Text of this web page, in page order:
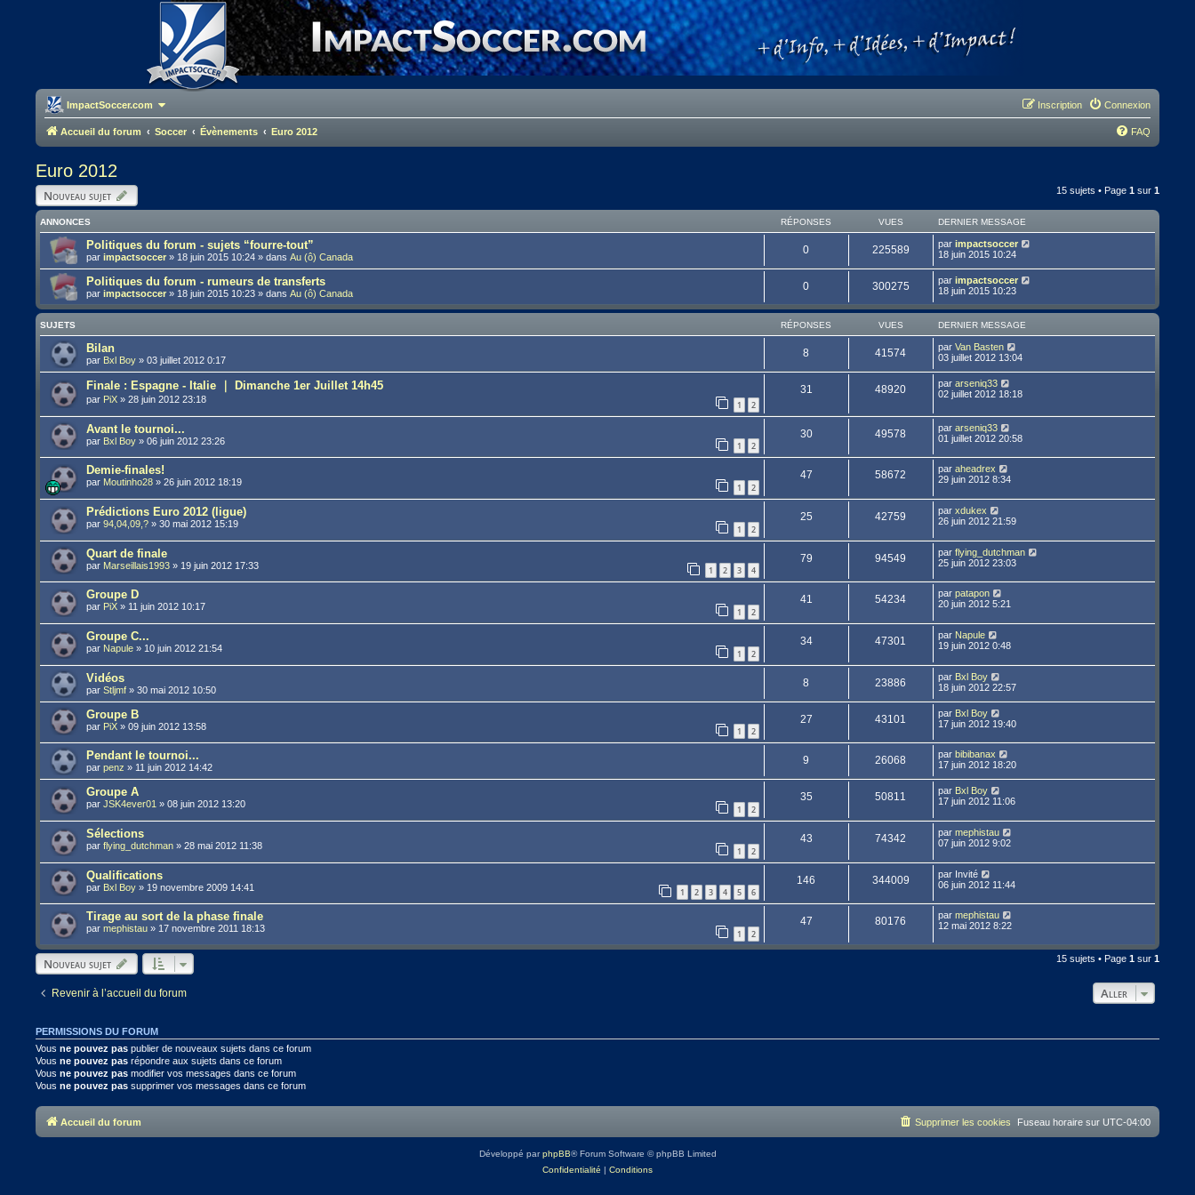
ImpactSoccer.com Connexion
Inscription
Accueil du forum Soccer Évènements Euro 2012 FAQ
Euro 2012
Nouveau sujet 15 sujets • Page 1sur 1
ANNONCES RÉPONSES VUES DERNIER MESSAGE
Politiques du forum - sujets “fourre-tout”
parimpactsoccer » 18 juin 2015 10:24 » dansAu (ô) Canada
0 225589 par impactsoccer
18 juin 2015 10:24
Politiques du forum - rumeurs de transferts
parimpactsoccer » 18 juin 2015 10:23 » dansAu (ô) Canada
0 300275 par impactsoccer
18 juin 2015 10:23
SUJETS RÉPONSES VUES DERNIER MESSAGE
Bilan
par Bxl Boy »03 juillet 2012 0:17
8 41574 par Van Basten
03 juillet 2012 13:04
Finale : Espagne - Italie ｜ Dimanche 1er Juillet 14h45
par PiX »28 juin 2012 23:18 1 2
31 48920 par arseniq33
02 juillet 2012 18:18
Avant le tournoi...
par Bxl Boy »06 juin 2012 23:26 1 2
30 49578 par arseniq33
01 juillet 2012 20:58
Demie-finales!
par Moutinho28 »26 juin 2012 18:19 1 2
47 58672 par aheadrex
29 juin 2012 8:34
Prédictions Euro 2012 (ligue)
par94,04,09,? »30 mai 2012 15:19 1 2
25 42759 par xdukex
26 juin 2012 21:59
Quart de finale
par Marseillais1993 » 19 juin 2012 17:33 1 2 3 4
79 94549 par flying_dutchman
25 juin 2012 23:03
Groupe D
par PiX » 11 juin 2012 10:17 1 2
41 54234 par patapon
20 juin 2012 5:21
Groupe C...
par Napule » 10 juin 2012 21:54 1 2
34 47301 par Napule
19 juin 2012 0:48
Vidéos
parStljmf »30 mai 2012 10:50
8 23886 par Bxl Boy
18 juin 2012 22:57
Groupe B
par PiX »09 juin 2012 13:58 1 2
27 43101 par Bxl Boy
17 juin 2012 19:40
Pendant le tournoi...
parpenz » 11 juin 2012 14:42
9 26068 par bibibanax
17 juin 2012 18:20
Groupe A
parJSK4ever01 »08 juin 2012 13:20 1 2
35 50811 par Bxl Boy
17 juin 2012 11:06
Sélections
parflying_dutchman »28 mai 2012 11:38 1 2
43 74342 par mephistau
07 juin 2012 9:02
Qualifications
par Bxl Boy » 19 novembre 2009 14:41 1 2 3 4 5 6
146 344009 par Invité
06 juin 2012 11:44
Tirage au sort de la phase finale
parmephistau » 17 novembre 2011 18:13 1 2
47 80176 par mephistau
12 mai 2012 8:22
Nouveau sujet 15 sujets • Page 1sur 1
Revenir à l’accueil du forum Aller
PERMISSIONS DU FORUM
Vousne pouvez pas publier de nouveaux sujets dans ce forum
Vousne pouvez pas répondre aux sujets dans ce forum
Vousne pouvez pas modifier vos messages dans ce forum
Vousne pouvez pas supprimer vos messages dans ce forum
Accueil du forum Fuseau horaire sur UTC-04:00
Supprimer les cookies
Développé parphpBB® Forum Software © phpBB Limited
Confidentialité | Conditions